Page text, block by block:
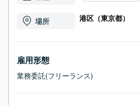
場所 港区（東京都）
雇用形態
業務委託(フリーランス)